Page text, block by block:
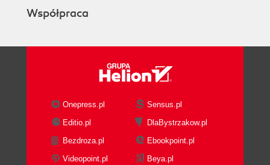
Współpraca
Onepress.pl
Sensus.pl
Editio.pl
DlaBystrzakow.pl
Bezdroza.pl
Ebookpoint.pl
Videopoint.pl
Beya.pl